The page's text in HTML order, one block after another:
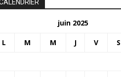
juin 2025
L M M J V S